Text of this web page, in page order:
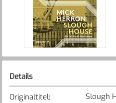
Details
Originaltitel:
Slough